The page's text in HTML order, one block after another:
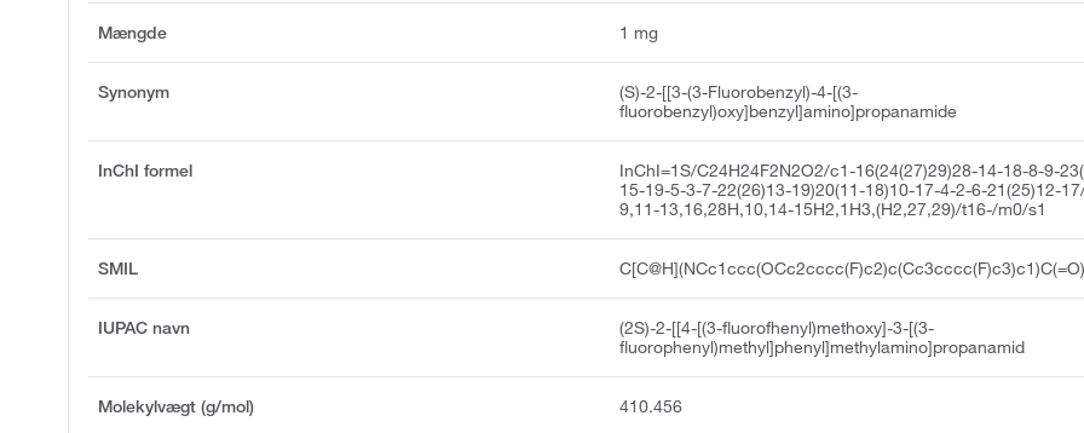
Mængde 1 mg
Synonym
(S)-2-[[3-(3-Fluorobenzyl)-4-[(3-
fluorobenzyl)oxy]benzyl]amino]propanamide
InChI formel
InChI=1S/C24H24F2N2O2/c1-16(24(27)29)28-14-18-8-9-
15-19-5-3-7-22(26)13-19)20(11-18)10-17-4-2-6-21(25)12-
9,11-13,16,28H,10,14-15H2,1H3,(H2,27,29)/t16-/m0/s1
SMIL
IUPAC navn
(2S)-2-[[4-[(3-fluorofhenyl)methoxy]-3-[(3-
fluorophenyl)methyl]phenyl]methylamino]propanamid
Molekylvægt (g/mol) 410.456